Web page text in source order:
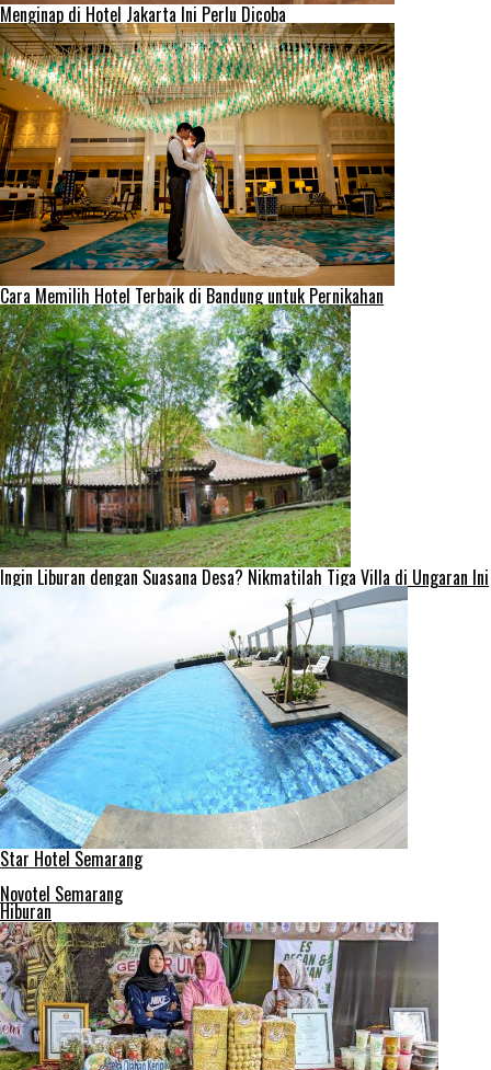
Menginap di Hotel Jakarta Ini Perlu Dicoba
Cara Memilih Hotel Terbaik di Bandung untuk Pernikahan
Ingin Liburan dengan Suasana Desa? Nikmatilah Tiga Villa di Ungaran Ini
Star Hotel Semarang
Novotel Semarang
Hiburan